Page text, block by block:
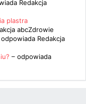
Redakcja
plastra
abcZdrowie
odpowiada Redakcja
– odpowiada